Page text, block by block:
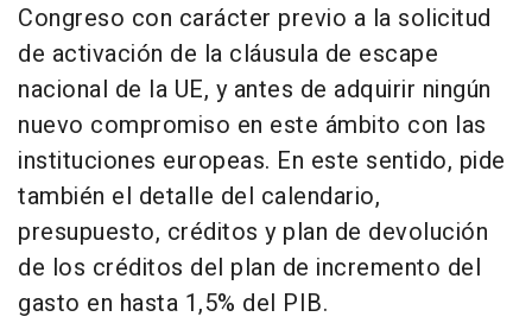
Congreso con carácter previo a la solicitud
de activación de la cláusula de escape
nacional de la UE, y antes de adquirir ningún
nuevo compromiso en este ámbito con las
instituciones europeas. En este sentido, pide
también el detalle del calendario,
presupuesto, créditos y plan de devolución
de los créditos del plan de incremento del
gasto en hasta 1,5% del PIB.